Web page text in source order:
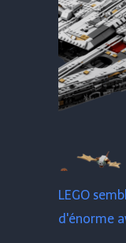
LEGO
d'énorme